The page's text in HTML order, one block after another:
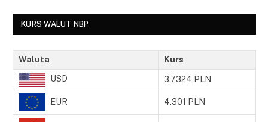
KURS WALUT NBP
Waluta Kurs
USD 3.7324 PLN
EUR 4.301 PLN